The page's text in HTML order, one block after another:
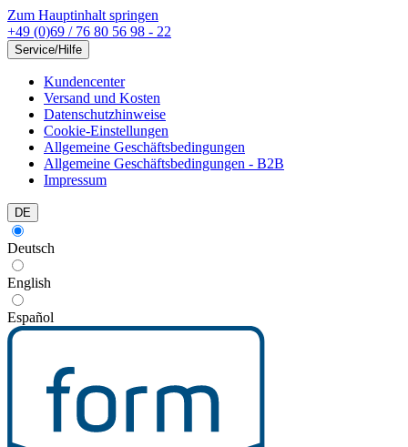
Zum Hauptinhalt springen
+49 (0)69 / 76 80 56 98 - 22
Service/Hilfe
Kundencenter
Versand und Kosten
Datenschutzhinweise
Cookie-Einstellungen
Allgemeine Geschäftsbedingungen
Allgemeine Geschäftsbedingungen - B2B
Impressum
DE
Deutsch
English
Español